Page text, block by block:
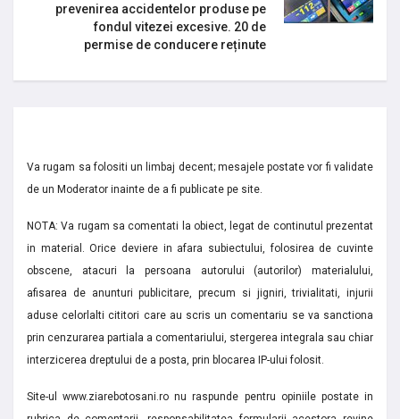
prevenirea accidentelor produse pe
fondul vitezei excesive. 20 de
permise de conducere reținute
Va rugam sa folositi un limbaj decent; mesajele postate vor fi validate
de un Moderator inainte de a fi publicate pe site.
NOTA: Va rugam sa comentati la obiect, legat de continutul prezentat
in material. Orice deviere in afara subiectului, folosirea de cuvinte
obscene, atacuri la persoana autorului (autorilor) materialului,
afisarea de anunturi publicitare, precum si jigniri, trivialitati, injurii
aduse celorlalti cititori care au scris un comentariu se va sanctiona
prin cenzurarea partiala a comentariului, stergerea integrala sau chiar
interzicerea dreptului de a posta, prin blocarea IP-ului folosit.
Site-ul www.ziarebotosani.ro nu raspunde pentru opiniile postate in